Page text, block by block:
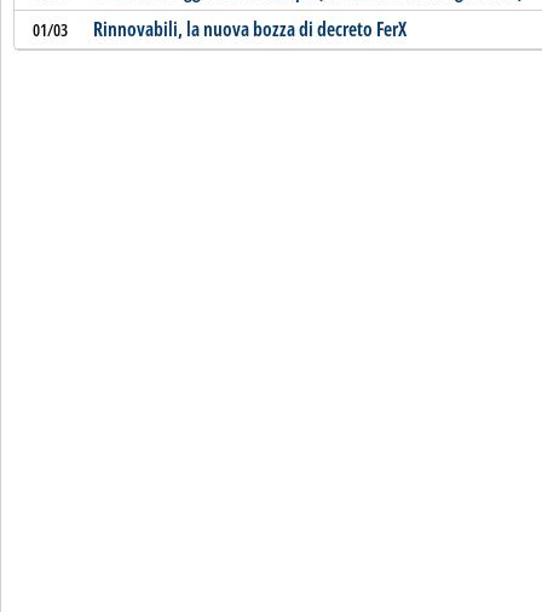
01/03 Rinnovabili, la nuova bozza di decreto FerX